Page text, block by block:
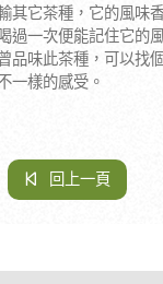
其它茶種，它的風味
過一次便能記住它的
品味此茶種，可以找
一樣的感受。
回上一頁